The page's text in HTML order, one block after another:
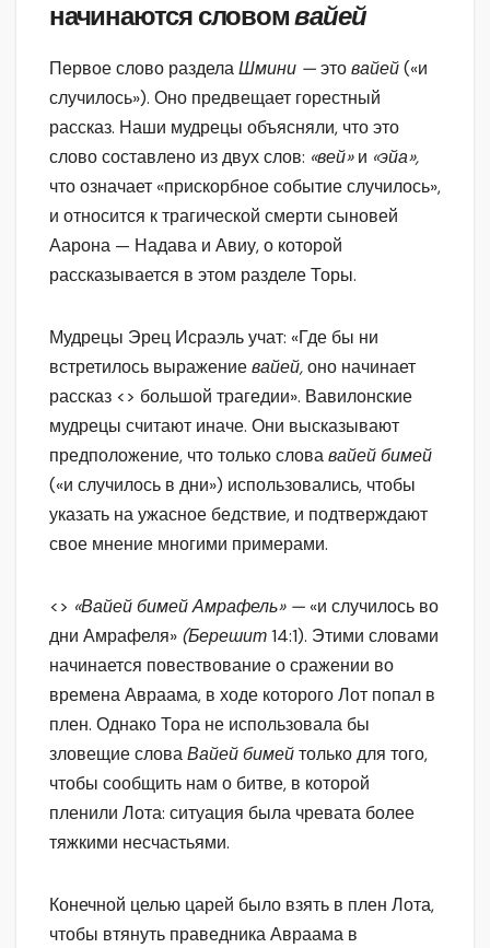
начинаются словомвайей
Первое слово разделаШмини —этовайей(«и
случилось»). Оно предвещает горестный
рассказ. Наши мудрецы объясняли, что это
слово составлено из двух слов: «вей»и «эйа»,
что означает «прискорбное событие случилось»,
и относится к трагической смерти сыновей
Аарона — Надава и Авиу, о которой
рассказывается в этом разделе Торы.
Мудрецы Эрец Исраэль учат: «Где бы ни
встретилось выражениевайей,оно начинает
рассказ <> большой трагедии». Вавилонские
мудрецы считают иначе. Они высказывают
предположение, что только словавайей бимей
(«и случилось в дни») использовались, чтобы
указать на ужасное бедствие, и подтверждают
свое мнение многими примерами.
<> «Вайей бимей Амрафель» —«и случилось во
дни Амрафеля» (Берешит14:1). Этими словами
начинается повествование о сражении во
времена Авраама, в ходе которого Лот попал в
плен. Однако Тора не использовала бы
зловещие словаВайей бимейтолько для того,
чтобы сообщить нам о битве, в которой
пленили Лота: ситуация была чревата более
тяжкими несчастьями.
Конечной целью царей было взять в плен Лота,
чтобы втянуть праведника Авраама в